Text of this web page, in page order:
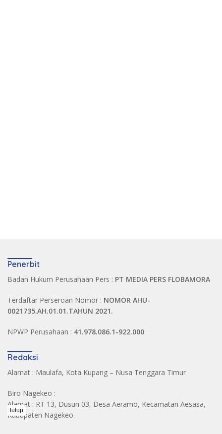
Penerbit
Badan Hukum Perusahaan Pers : PT MEDIA PERS FLOBAMORA
Terdaftar Perseroan Nomor : NOMOR AHU-
0021735.AH.01.01.TAHUN 2021.
NPWP Perusahaan : 41.978.086.1-922.000
Redaksi
Alamat : Maulafa, Kota Kupang – Nusa Tenggara Timur
Biro Nagekeo :
Alamat : RT 13, Dusun 03, Desa Aeramo, Kecamatan Aesasa,
Kabupaten Nagekeo.
tutup